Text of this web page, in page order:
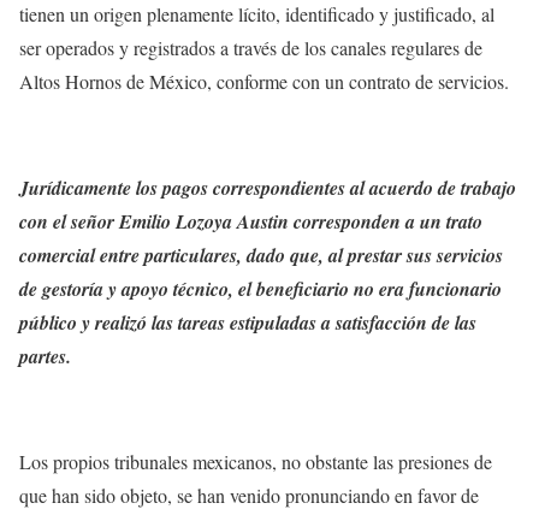
tienen un origen plenamente lícito, identificado y justificado, al
ser operados y registrados a través de los canales regulares de
Altos Hornos de México, conforme con un contrato de servicios.
Jurídicamente los pagos correspondientes al acuerdo de trabajo
con el señor Emilio Lozoya Austin corresponden a un trato
comercial entre particulares, dado que, al prestar sus servicios
de gestoría y apoyo técnico, el beneficiario no era funcionario
público y realizó las tareas estipuladas a satisfacción de las
partes.
Los propios tribunales mexicanos, no obstante las presiones de
que han sido objeto, se han venido pronunciando en favor de